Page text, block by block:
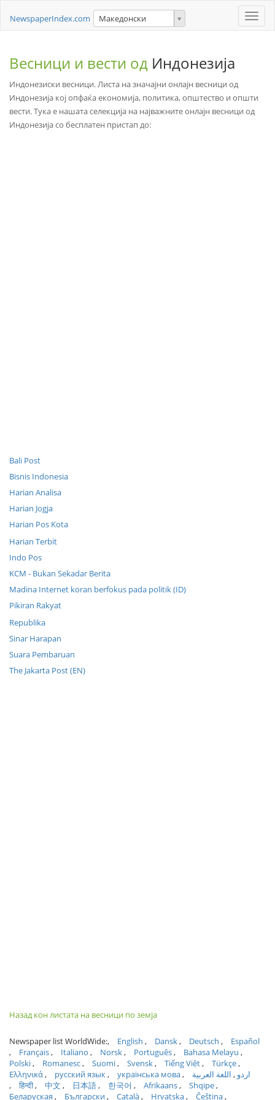
Toggle
NewspaperIndex.com Македонски
Весници и вести од Индонезија
Индонезиски весници. Листа на значајни онлајн весници од
Индонезија кој опфаќа економија, политика, општество и општи
вести. Тука е нашата селекција на најважните онлајн весници од
Индонезија со бесплатен пристап до:
Bali Post
Bisnis Indonesia
Harian Analisa
Harian Jogja
Harian Pos Kota
Harian Terbit
Indo Pos
KCM - Bukan Sekadar Berita
Madina Internet koran berfokus pada politik (ID)
Pikiran Rakyat
Republika
Sinar Harapan
Suara Pembaruan
The Jakarta Post (EN)
Назад кон листата на весници по земја
Newspaper list WorldWide: English Dansk Deutsch
Español
Français
Italiano Norsk Português
Bahasa Melayu
Polski
Romanesc Suomi Svensk Tiếng Việt
Türkçe
Ελληνικά
русский язык українська мова اردو
اللغة العربية
हिन्दी
中文 日本語 한국어 Afrikaans
Shqipe
Беларуская
Български Català Hrvatska Čeština